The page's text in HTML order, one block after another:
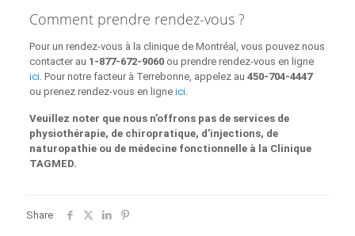
Comment prendre rendez-vous ?
Pour un rendez-vous à la clinique de Montréal, vous pouvez nous
contacter au 1-877-672-9060ou prendre rendez-vous en ligne
ici. Pour notre facteur à Terrebonne, appelez au 450-704-4447
ou prenez rendez-vous en ligne ici.
Veuillez noter que nous n’offrons pas de services de
physiothérapie, de chiropratique, d’injections, de
naturopathie ou de médecine fonctionnelle à la Clinique
TAGMED.
Share